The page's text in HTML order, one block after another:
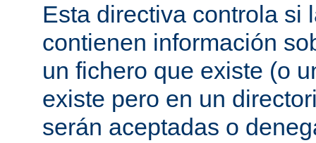
Esta directiva controla si
contienen información
un fichero que existe (o
existe pero en un
serán aceptadas o